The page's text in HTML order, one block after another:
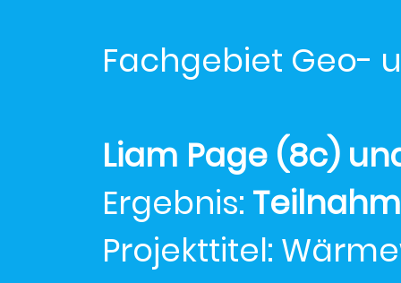
Fachgebiet Geo-
Liam Page (8c)
Ergebnis:
Projekttitel: